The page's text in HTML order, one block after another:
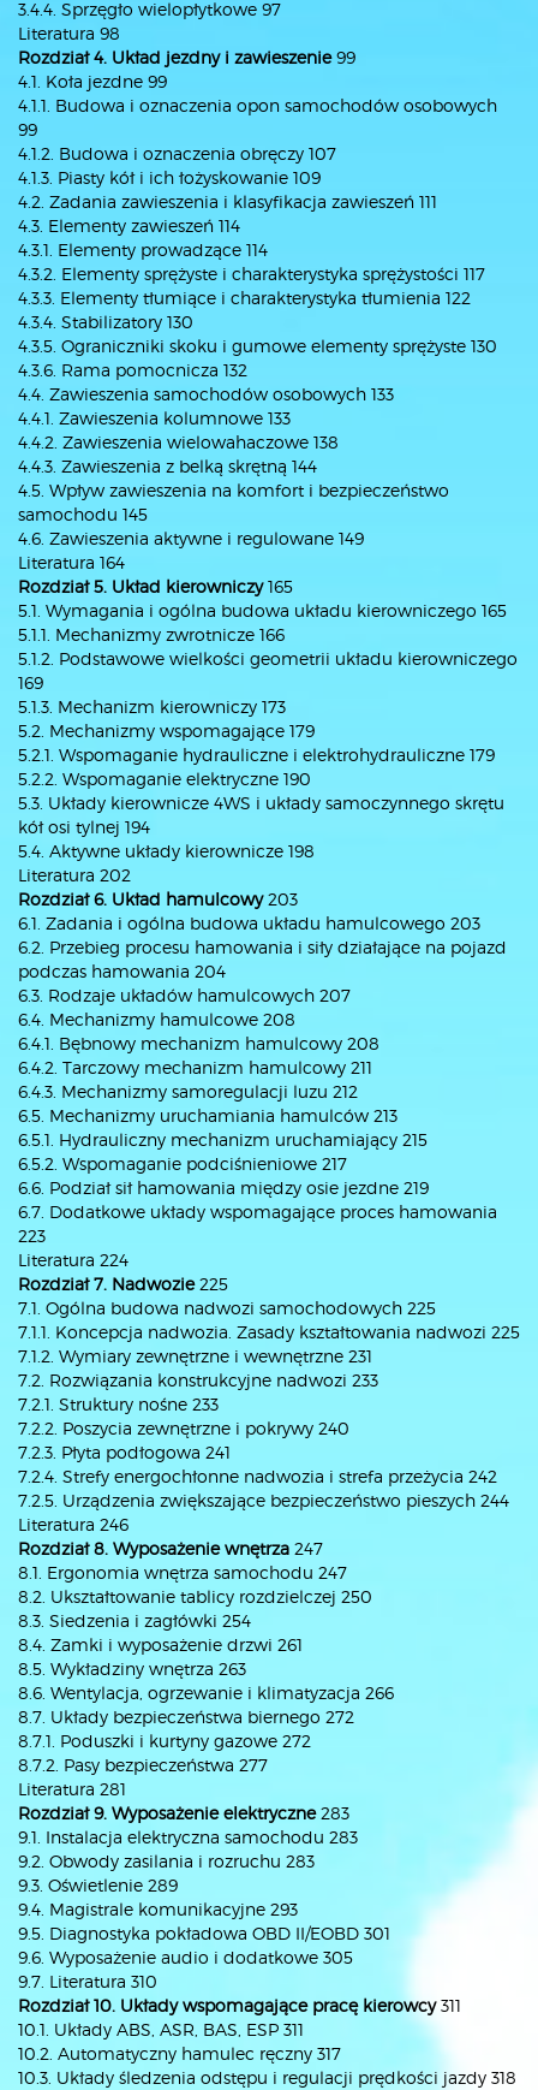
3.4.4. Sprzęgło wielopłytkowe 97
Literatura 98
Rozdział 4. Układ jezdny i zawieszenie99
4.1. Koła jezdne 99
4.1.1. Budowa i oznaczenia opon samochodów osobowych
99
4.1.2. Budowa i oznaczenia obręczy 107
4.1.3. Piasty kół i ich łożyskowanie 109
4.2. Zadania zawieszenia i klasyfikacja zawieszeń 111
4.3. Elementy zawieszeń 114
4.3.1. Elementy prowadzące 114
4.3.2. Elementy sprężyste i charakterystyka sprężystości 117
4.3.3. Elementy tłumiące i charakterystyka tłumienia 122
4.3.4. Stabilizatory 130
4.3.5. Ograniczniki skoku i gumowe elementy sprężyste 130
4.3.6. Rama pomocnicza 132
4.4. Zawieszenia samochodów osobowych 133
4.4.1. Zawieszenia kolumnowe 133
4.4.2. Zawieszenia wielowahaczowe 138
4.4.3. Zawieszenia z belką skrętną 144
4.5. Wpływ zawieszenia na komfort i bezpieczeństwo
samochodu 145
4.6. Zawieszenia aktywne i regulowane 149
Literatura 164
Rozdział 5. Układ kierowniczy165
5.1. Wymagania i ogólna budowa układu kierowniczego 165
5.1.1. Mechanizmy zwrotnicze 166
5.1.2. Podstawowe wielkości geometrii układu kierowniczego
169
5.1.3. Mechanizm kierowniczy 173
5.2. Mechanizmy wspomagające 179
5.2.1. Wspomaganie hydrauliczne i elektrohydrauliczne 179
5.2.2. Wspomaganie elektryczne 190
5.3. Układy kierownicze 4WS i układy samoczynnego skrętu
kół osi tylnej 194
5.4. Aktywne układy kierownicze 198
Literatura 202
Rozdział 6. Układ hamulcowy203
6.1. Zadania i ogólna budowa układu hamulcowego 203
6.2. Przebieg procesu hamowania i siły działające na pojazd
podczas hamowania 204
6.3. Rodzaje układów hamulcowych 207
6.4. Mechanizmy hamulcowe 208
6.4.1. Bębnowy mechanizm hamulcowy 208
6.4.2. Tarczowy mechanizm hamulcowy 211
6.4.3. Mechanizmy samoregulacji luzu 212
6.5. Mechanizmy uruchamiania hamulców 213
6.5.1. Hydrauliczny mechanizm uruchamiający 215
6.5.2. Wspomaganie podciśnieniowe 217
6.6. Podział sił hamowania między osie jezdne 219
6.7. Dodatkowe układy wspomagające proces hamowania
223
Literatura 224
Rozdział 7. Nadwozie225
7.1. Ogólna budowa nadwozi samochodowych 225
7.1.1. Koncepcja nadwozia. Zasady kształtowania nadwozi 225
7.1.2. Wymiary zewnętrzne i wewnętrzne 231
7.2. Rozwiązania konstrukcyjne nadwozi 233
7.2.1. Struktury nośne 233
7.2.2. Poszycia zewnętrzne i pokrywy 240
7.2.3. Płyta podłogowa 241
7.2.4. Strefy energochłonne nadwozia i strefa przeżycia 242
7.2.5. Urządzenia zwiększające bezpieczeństwo pieszych 244
Literatura 246
Rozdział 8. Wyposażenie wnętrza 247
8.1. Ergonomia wnętrza samochodu 247
8.2. Ukształtowanie tablicy rozdzielczej 250
8.3. Siedzenia i zagłówki 254
8.4. Zamki i wyposażenie drzwi 261
8.5. Wykładziny wnętrza 263
8.6. Wentylacja, ogrzewanie i klimatyzacja 266
8.7. Układy bezpieczeństwa biernego 272
8.7.1. Poduszki i kurtyny gazowe 272
8.7.2. Pasy bezpieczeństwa 277
Literatura 281
Rozdział 9. Wyposażenie elektryczne283
9.1. Instalacja elektryczna samochodu 283
9.2. Obwody zasilania i rozruchu 283
9.3. Oświetlenie 289
9.4. Magistrale komunikacyjne 293
9.5. Diagnostyka pokładowa OBD II/EOBD 301
9.6. Wyposażenie audio i dodatkowe 305
9.7. Literatura 310
Rozdział 10. Układy wspomagające pracę kierowcy311
10.1. Układy ABS, ASR, BAS, ESP 311
10.2. Automatyczny hamulec ręczny 317
10.3. Układy śledzenia odstępu i regulacji prędkości jazdy 318